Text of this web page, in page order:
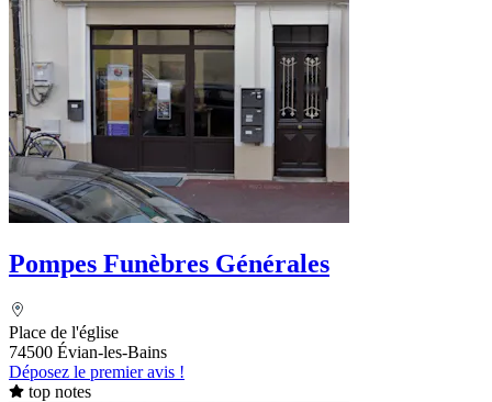
Pompes Funèbres Générales
Place de l'église
74500 Évian-les-Bains
Déposez le premier avis !
top notes